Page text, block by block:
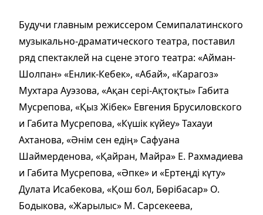
Будучи главным режиссером Семипалатинского
музыкально-драматического театра, поставил
ряд спектаклей на сцене этого театра: «Айман-
Шолпан» «Енлик-Кебек», «Абай», «Карагоз»
Мухтара Ауэзова, «Ақан сері-Ақтоқты» Габита
Мусрепова, «Қыз Жібек» Евгения Брусиловского
и Габита Мусрепова, «Күшік күйеу» Тахауи
Ахтанова, «Әнім сен едің» Сафуана
Шаймерденова, «Қайран, Майра» Е. Рахмадиева
и Габита Мусрепова, «Әпке» и «Ертеңді күту»
Дулата Исабекова, «Қош бол, Бөрібасар» О.
Бодыкова, «Жарылыс» М. Сарсекеева,